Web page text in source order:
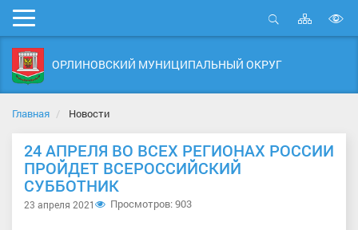
Мобильное
меню
Открыть
Карта
сайта
ОРЛИНОВСКИЙ МУНИЦИПАЛЬНЫЙ ОКРУГ
Главная Новости
24 АПРЕЛЯ ВО ВСЕХ РЕГИОНАХ РОССИИ
ПРОЙДЕТ ВСЕРОССИЙСКИЙ
СУББОТНИК
23 апреля 2021 Просмотров: 903